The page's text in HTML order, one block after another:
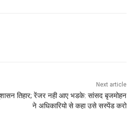
Next article
तिहार; रेंजर नही आए भडके: सांसद बृजमोहन
ने अधिकारियो से कहा उसे सस्पेंड करो